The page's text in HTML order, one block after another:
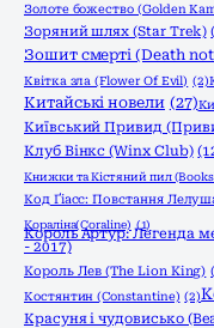
Золоте божество (Golden
Зоряний шлях (Star Trek)
Зошит смерті (Death
Квітка зла (Flower Of Evil) (2)
Китайські новели (27)
Київський Привид
Клуб Вінкс (Winx Club)
Книжки та Кістяний пил
Код Ґіасс: Повстання
Кораліна(Coraline) (1)
Король Артур: Легенда
- 2017)
Король Лев (The Lion King)
Костянтин (Constantine) (2)
Красуня і чудовисько